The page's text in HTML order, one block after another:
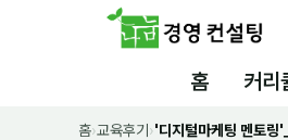
홈 커리
홈›교육후기 ›'디지털마케팅 멘토링